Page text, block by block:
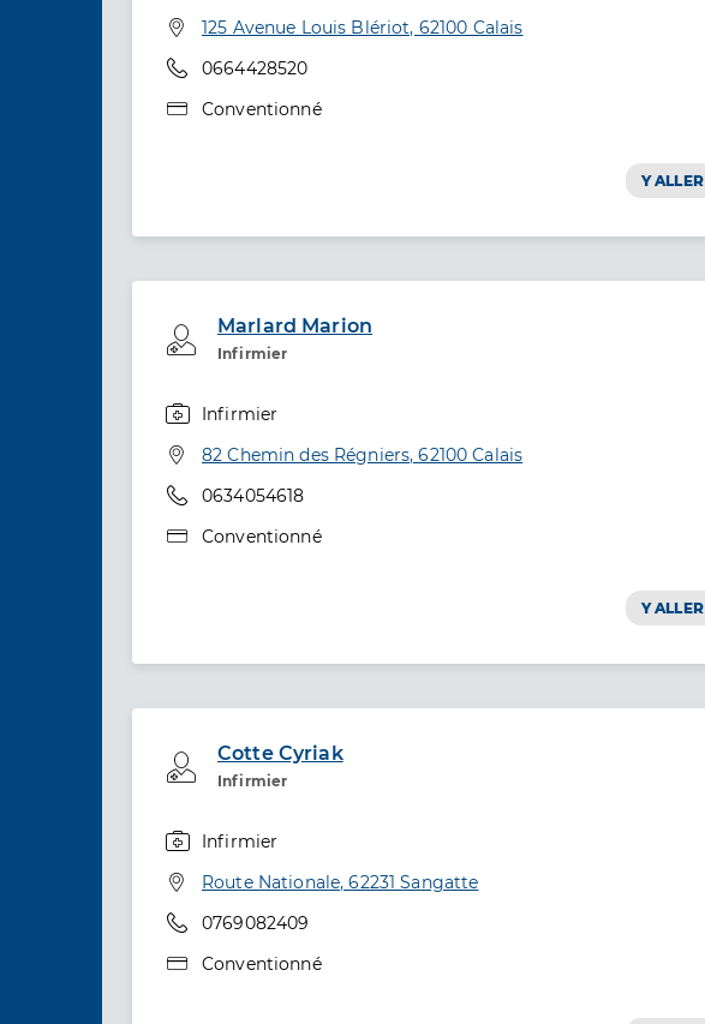
Adresse
125 Avenue Louis Blériot, 62100 Calais
Téléphone
0664428520
Type de convention
Conventionné
Y ALLER
Marlard Marion
Infirmier
Professionel de santé
Infirmier
Adresse
82 Chemin des Régniers, 62100 Calais
Téléphone
0634054618
Type de convention
Conventionné
Y ALLER
Cotte Cyriak
Infirmier
Professionel de santé
Infirmier
Adresse
Route Nationale, 62231 Sangatte
Téléphone
0769082409
Type de convention
Conventionné